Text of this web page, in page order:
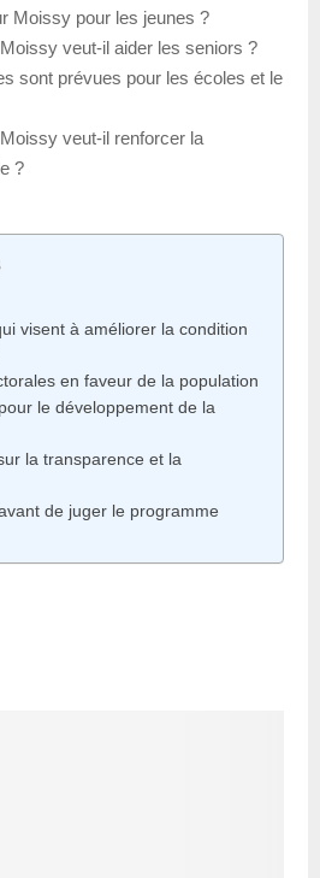
Moissy pour les jeunes ?
veut-il aider les seniors ?
sont prévues pour les écoles et le
veut-il renforcer la
?
visent à améliorer la condition
en faveur de la population
le développement de la
la transparence et la
de juger le programme